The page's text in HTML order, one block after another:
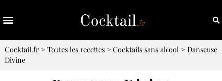
Cocktail.fr> Toutes les recettes > Cocktails sans alcool > Danseuse
Divine